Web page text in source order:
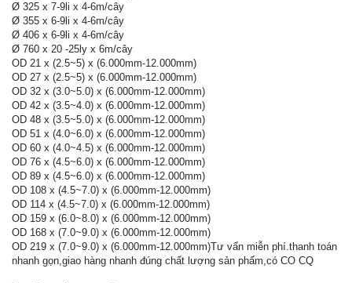
Ø 325 x 7-9li x 4-6m/cây
Ø 355 x 6-9li x 4-6m/cây
Ø 406 x 6-9li x 4-6m/cây
Ø 760 x 20 -25ly x 6m/cây
OD 21 x (2.5~5) x (6.000mm-12.000mm)
OD 27 x (2.5~5) x (6.000mm-12.000mm)
OD 32 x (3.0~5.0) x (6.000mm-12.000mm)
OD 42 x (3.5~4.0) x (6.000mm-12.000mm)
OD 48 x (3.5~5.0) x (6.000mm-12.000mm)
OD 51 x (4.0~6.0) x (6.000mm-12.000mm)
OD 60 x (4.0~4.5) x (6.000mm-12.000mm)
OD 76 x (4.5~6.0) x (6.000mm-12.000mm)
OD 89 x (4.5~6.0) x (6.000mm-12.000mm)
OD 108 x (4.5~7.0) x (6.000mm-12.000mm)
OD 114 x (4.5~7.0) x (6.000mm-12.000mm)
OD 159 x (6.0~8.0) x (6.000mm-12.000mm)
OD 168 x (7.0~9.0) x (6.000mm-12.000mm)
OD 219 x (7.0~9.0) x (6.000mm-12.000mm)Tư vấn miễn phí.thanh toán
nhanh gọn,giao hàng nhanh đúng chất lượng sản phấm,có CO CQ